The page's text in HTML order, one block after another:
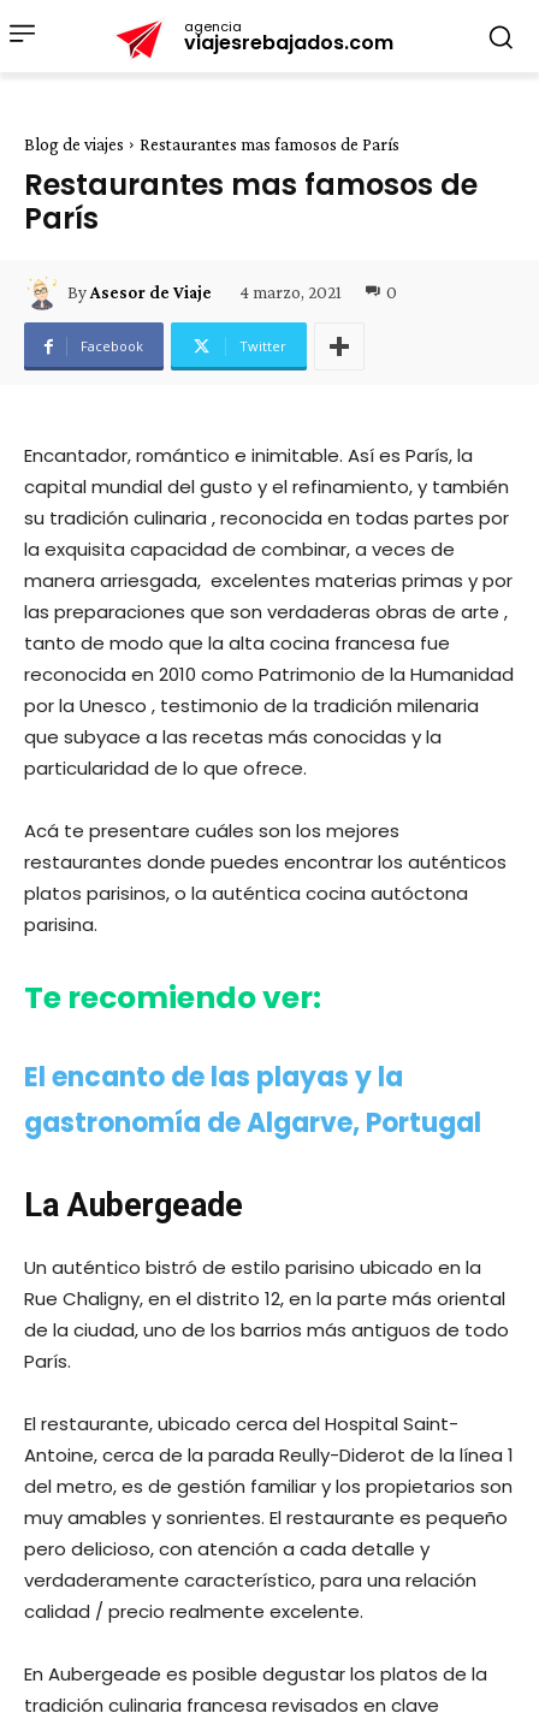
agencia
viajesrebajados.com
Blog de viajes Restaurantes mas famosos de París
Restaurantes mas famosos de
París
ByAsesor de Viaje 4 marzo, 2021 0
Facebook Twitter
Encantador, romántico e inimitable. Así es París, la
capital mundial del gusto y el refinamiento, y también
su tradición culinaria , reconocida en todas partes por
la exquisita capacidad de combinar, a veces de
manera arriesgada, excelentes materias primas y por
las preparaciones que son verdaderas obras de arte ,
tanto de modo que la alta cocina francesa fue
reconocida en 2010 como Patrimonio de la Humanidad
por la Unesco , testimonio de la tradición milenaria
que subyace a las recetas más conocidas y la
particularidad de lo que ofrece.
Acá te presentare cuáles son los mejores
restaurantes donde puedes encontrar los auténticos
platos parisinos, o la auténtica cocina autóctona
parisina.
Te recomiendo ver:
El encanto de las playas y la
gastronomía de Algarve, Portugal
La Aubergeade
Un auténtico bistró de estilo parisino ubicado en la
Rue Chaligny, en el distrito 12, en la parte más oriental
de la ciudad, uno de los barrios más antiguos de todo
París.
El restaurante, ubicado cerca del Hospital Saint-
Antoine, cerca de la parada Reully-Diderot de la línea 1
del metro, es de gestión familiar y los propietarios son
muy amables y sonrientes. El restaurante es pequeño
pero delicioso, con atención a cada detalle y
verdaderamente característico, para una relación
calidad / precio realmente excelente.
En Aubergeade es posible degustar los platos de la
tradición culinaria francesa revisados ​​en clave